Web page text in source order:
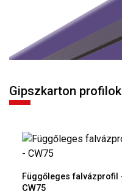
Gipszkarton profilok
Függőleges falvázprofil -
CW75